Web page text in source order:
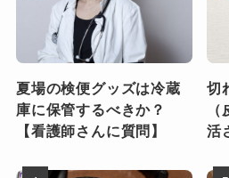
夏場の検便グッズは冷蔵
庫に保管するべきか？
【看護師さんに質問】
切
活